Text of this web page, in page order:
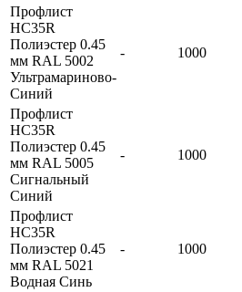
Профлист
HC35R
Полиэстер 0.45
мм RAL 5002
Ультрамариново-
Синий
- 1000
Профлист
HC35R
Полиэстер 0.45
мм RAL 5005
Сигнальный
Синий
- 1000
Профлист
HC35R
Полиэстер 0.45
мм RAL 5021
Водная Синь
- 1000